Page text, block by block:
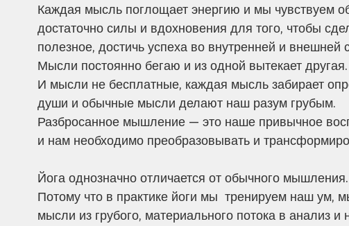
Каждая мысль поглощает энергию и мы чувствуем
достаточно силы и вдохновения для того, чтобы
полезное, достичь успеха во внутренней и внешней
Мысли постоянно бегаю и из одной вытекает другая.
И мысли не бесплатные, каждая мысль забирает
души и обычные мысли делают наш разум грубым.
Разбросанное мышление — это наше привычное
и нам необходимо преобразовывать и
Йога однозначно отличается от обычного мышления.
Потому что в практике йоги мы  тренируем наш ум,
мысли из грубого, материального потока в анализ и